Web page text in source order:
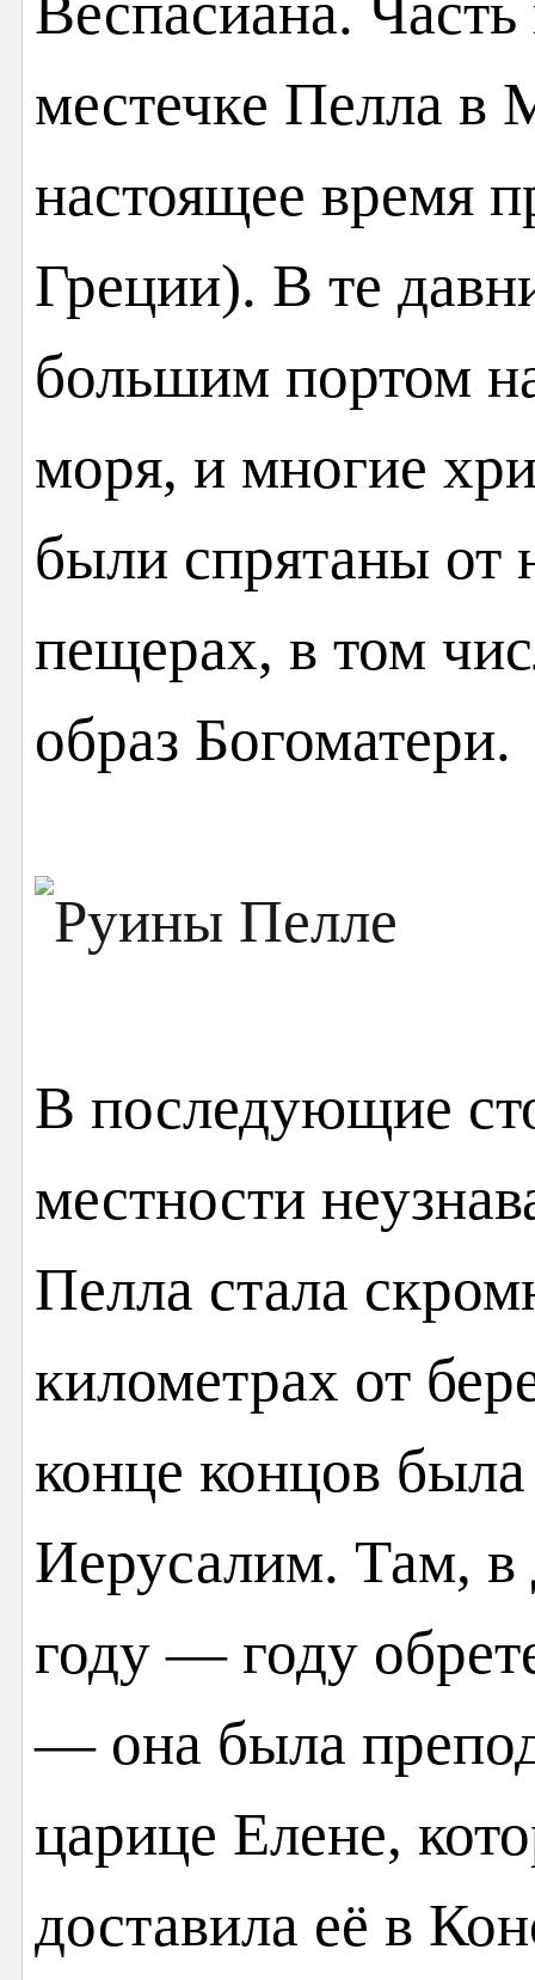
местечке Пелла в
настоящее время
Греции). В те
большим портом
моря, и многие
были спрятаны от
пещерах, в том
образ Богоматери.
В последующие
местности
Пелла стала
километрах от
конце концов
Иерусалим. Там, в
году — году
— она была
царице Елене,
доставила её в